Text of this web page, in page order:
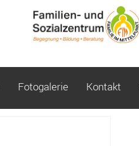
Fotogalerie Kontakt